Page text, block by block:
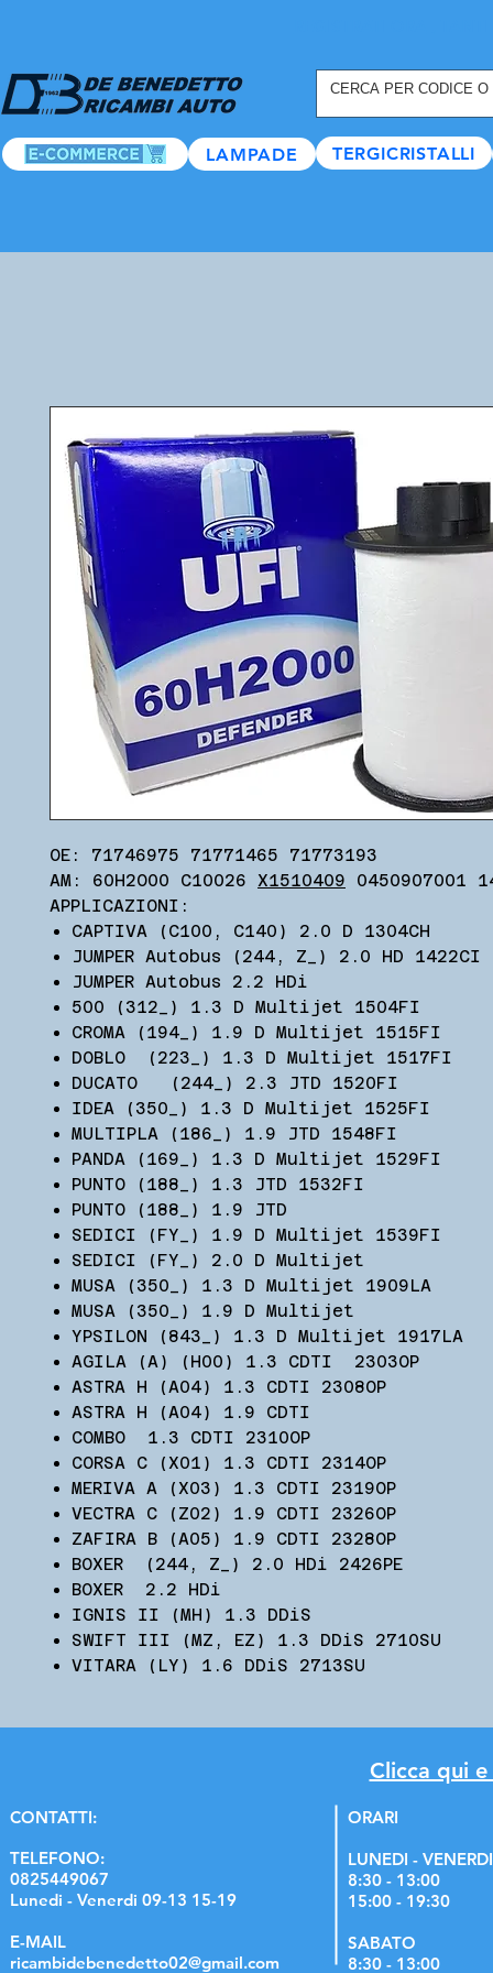
LAMPADE TERGICRISTALLI
OE: 71746975 71771465 71773193
AM: 60H2O00 C10026 X1510409 0450907001
APPLICAZIONI:
CAPTIVA (C100, C140) 2.0 D 1304CH
JUMPER Autobus (244, Z_) 2.0 HD 1422CI
JUMPER Autobus 2.2 HDi
500 (312_) 1.3 D Multijet 1504FI
CROMA (194_) 1.9 D Multijet 1515FI
DOBLO (223_) 1.3 D Multijet 1517FI
DUCATO (244_) 2.3 JTD 1520FI
IDEA (350_) 1.3 D Multijet 1525FI
MULTIPLA (186_) 1.9 JTD 1548FI
PANDA (169_) 1.3 D Multijet 1529FI
PUNTO (188_) 1.3 JTD 1532FI
PUNTO (188_) 1.9 JTD
SEDICI (FY_) 1.9 D Multijet 1539FI
SEDICI (FY_) 2.0 D Multijet
MUSA (350_) 1.3 D Multijet 1909LA
MUSA (350_) 1.9 D Multijet
YPSILON (843_) 1.3 D Multijet 1917LA
AGILA (A) (H00) 1.3 CDTI 2303OP
ASTRA H (A04) 1.3 CDTI 2308OP
ASTRA H (A04) 1.9 CDTI
COMBO 1.3 CDTI 2310OP
CORSA C (X01) 1.3 CDTI 2314OP
MERIVA A (X03) 1.3 CDTI 2319OP
VECTRA C (Z02) 1.9 CDTI 2326OP
ZAFIRA B (A05) 1.9 CDTI 2328OP
BOXER (244, Z_) 2.0 HDi 2426PE
BOXER 2.2 HDi
IGNIS II (MH) 1.3 DDiS
SWIFT III (MZ, EZ) 1.3 DDiS 2710SU
VITARA (LY) 1.6 DDiS 2713SU
Clicca qui
CONTATTI:
TELEFONO:
0825449067
Lunedi - Venerdi 09-13 15-19
E-MAIL
ricambidebenedetto02@gmail.com
ORARI
LUNEDI - VENERDI
8:30 - 13:00
15:00 - 19:30
SABATO
8:30 - 13:00